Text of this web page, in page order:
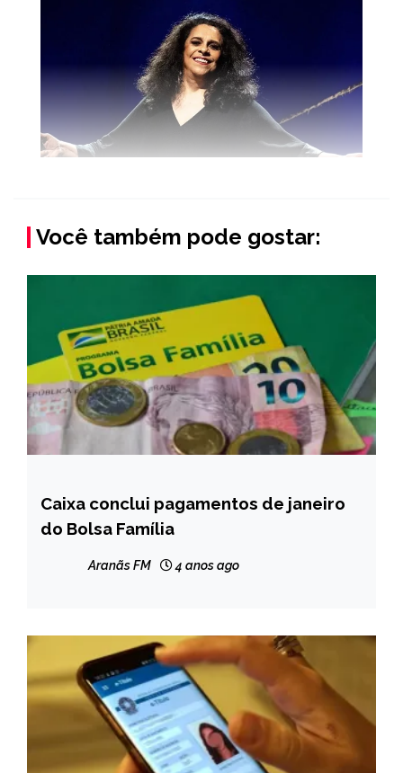
Você também pode gostar:
BRASIL
NOTÍCIAS
Caixa conclui pagamentos de janeiro
do Bolsa Família
Aranãs FM 4 anos ago